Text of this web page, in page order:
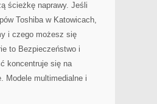
ścieżkę naprawy. Jeśli
Toshiba w Katowicach,
i czego możesz się
to Bezpieczeństwo i
koncentruje się na
Modele multimedialne i